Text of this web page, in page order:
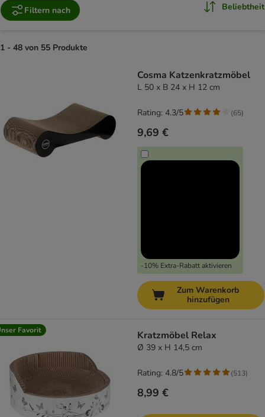
Filtern nach Beliebtheit
1 - 48 von 55 Produkte
Cosma Katzenkratzmöbel
L 50 x B 24 x H 12 cm
9,69 €
-10% Extra-Rabatt aktivieren
Rating: 4.3/5 (65)
Zum Warenkorb
hinzufügen
Favorit Kratzmöbel Relax
Ø 39 x H 14,5 cm
8,99 €
Rating: 4.8/5 (513)